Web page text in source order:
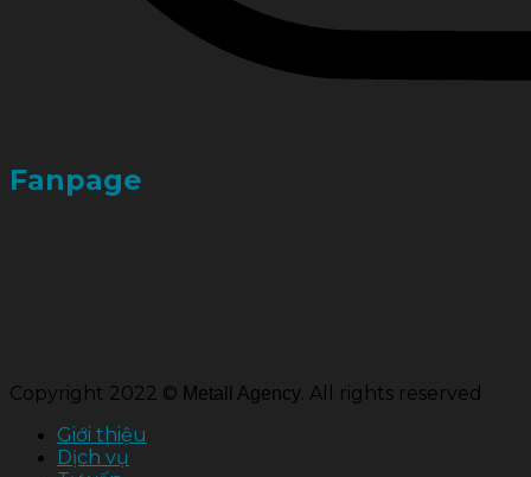
Fanpage
Copyright 2022 © Metall Agency. All rights reserved
Giới thiệu
Dịch vụ